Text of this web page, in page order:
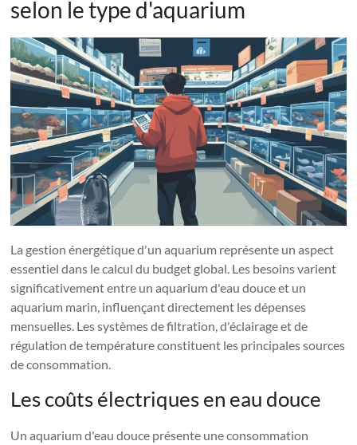
selon le type d'aquarium
La gestion énergétique d'un aquarium représente un aspect
essentiel dans le calcul du budget global. Les besoins varient
significativement entre un aquarium d'eau douce et un
aquarium marin, influençant directement les dépenses
mensuelles. Les systèmes de filtration, d'éclairage et de
régulation de température constituent les principales sources
de consommation.
Les coûts électriques en eau douce
Un aquarium d'eau douce présente une consommation